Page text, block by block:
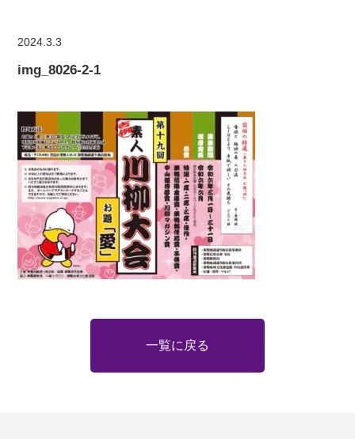
2024.3.3
img_8026-2-1
一覧に戻る